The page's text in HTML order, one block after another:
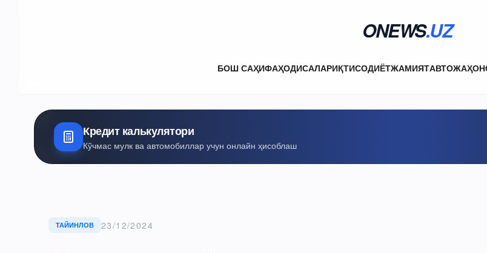
ONEWS.UZ
БОШ САҲИФАҲОДИСАЛАРИҚТИСОДИЁТЖАМИЯТАВТОЖАҲОН
Кредит калькулятори
Кўчмас мулк ва автомобиллар учун онлайн ҳисоблаш
ТАЙИНЛОВ 23/12/2024